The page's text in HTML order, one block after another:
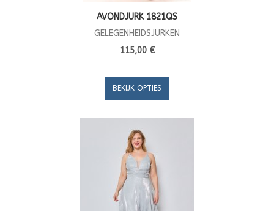
AVONDJURK 1821QS
GELEGENHEIDSJURKEN
115,00 €
BEKIJK OPTIES